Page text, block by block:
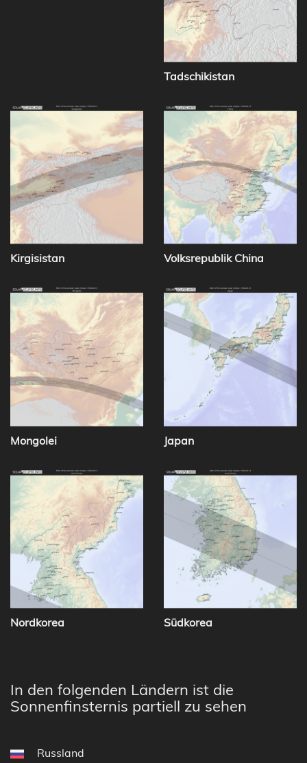
Tadschikistan
Kirgisistan Volksrepublik China
Mongolei Japan
Nordkorea Südkorea
In den folgenden Ländern ist die
Sonnenfinsternis partiell zu sehen
Russland